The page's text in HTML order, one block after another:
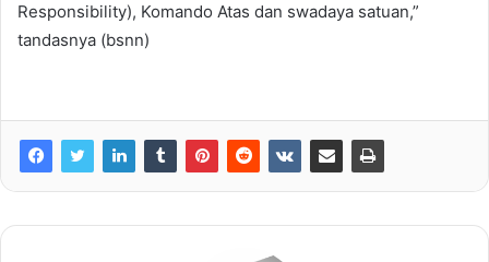
Responsibility), Komando Atas dan swadaya satuan,”
tandasnya (bsnn)